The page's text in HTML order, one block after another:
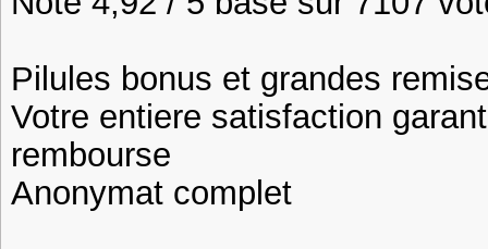
Pilules bonus et grandes
Votre entiere satisfaction
rembourse
Anonymat complet